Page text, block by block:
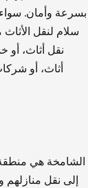
بسرعة وأمان.
سلام لنقل
نقل أثاث، أو
أثاث، أو
الشامخة هي
إلى نقل